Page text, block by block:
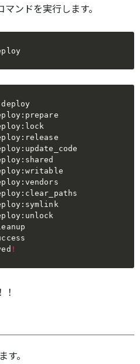
ンドを実行します。
!
。